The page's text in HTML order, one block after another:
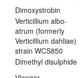
Dimoxystrobin
Verticillium albo-
atrum (formerly
Verticillium dahliae)
strain WCS850
Dimethyl disulphide